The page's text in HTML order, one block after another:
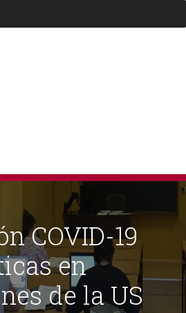
COVID-19
en
de la US